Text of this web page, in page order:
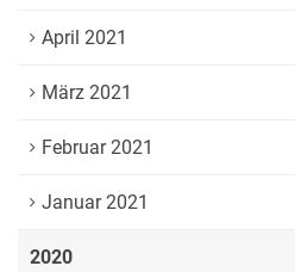
April 2021
März 2021
Februar 2021
Januar 2021
2020